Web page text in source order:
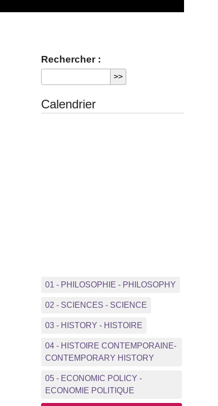
Rechercher :
Calendrier
01 - PHILOSOPHIE - PHILOSOPHY
02 - SCIENCES - SCIENCE
03 - HISTORY - HISTOIRE
04 - HISTOIRE CONTEMPORAINE-
CONTEMPORARY HISTORY
05 - ECONOMIC POLICY -
ECONOMIE POLITIQUE